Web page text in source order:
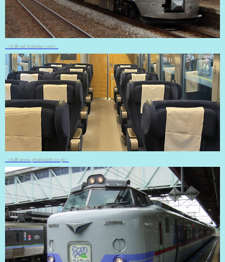
（出典 rail.hobidas.com）
（出典 www.jrhokkaido.co.jp）